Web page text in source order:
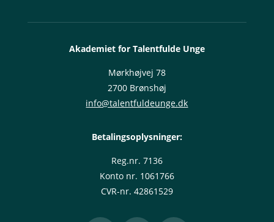
Akademiet for Talentfulde Unge
Mørkhøjvej 78
2700 Brønshøj​
info@talentfuldeunge.dk
Betalingsoplysninger:
Reg.nr. 7136
Konto nr. 1061766
CVR-nr. 42861529